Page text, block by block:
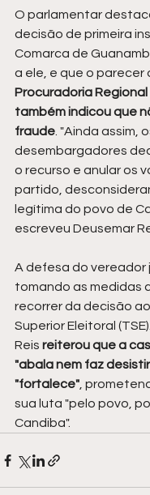
O parlamentar
decisão de primeira
Comarca de
a ele, e que o parecer
Procuradoria Regional
também indicou que
fraude. "Ainda assim,
desembargadores
o recurso e anular os
partido,
legítima do povo de
escreveu Deusemar
A defesa do vereador
tomando as medidas
recorrer da decisão ao
Superior Eleitoral
Reis reiterou que a
"abala nem faz
"fortalece",
sua luta "pelo povo,
Candiba".